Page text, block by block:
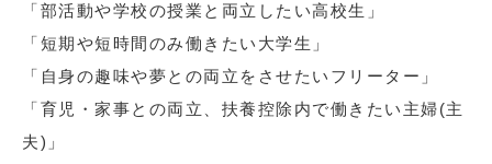
「部活動や学校の授業と両立したい高校生」
「短期や短時間のみ働きたい大学生」
「自身の趣味や夢との両立をさせたいフリーター」
「育児・家事との両立、扶養控除内で働きたい主婦(主
夫)」